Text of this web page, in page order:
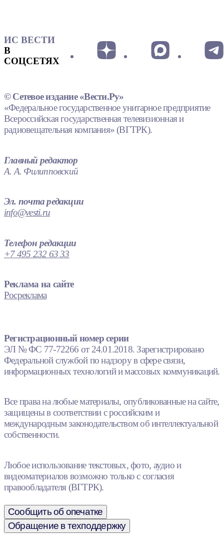
ИС ВЕСТИ
В
СОЦСЕТЯХ
© Сетевое издание «Вести.Ру»
«Федеральное государственное унитарное предприятие
Всероссийская государственная телевизионная и
радиовещательная компания» (ВГТРК).
Главный редактор
А. А. Филипповский
Эл. почта редакции
info@vesti.ru
Телефон редакции
+7 495 232 63 33
Реклама на сайте
Росреклама
Регистрационный номер серии
ЭЛ № ФС 77-72266 от 24.01.2018. Зарегистрировано
Федеральной службой по надзору в сфере связи,
информационных технологий и массовых коммуникаций.
Все права на любые материалы, опубликованные на сайте,
защищены в соответствии с российским и
международным законодательством об интеллектуальной
собственности.
Любое использование текстовых, фото, аудио и
видеоматериалов возможно только с согласия
правообладателя (ВГТРК).
Сообщить об опечатке
Обращение в техподдержку